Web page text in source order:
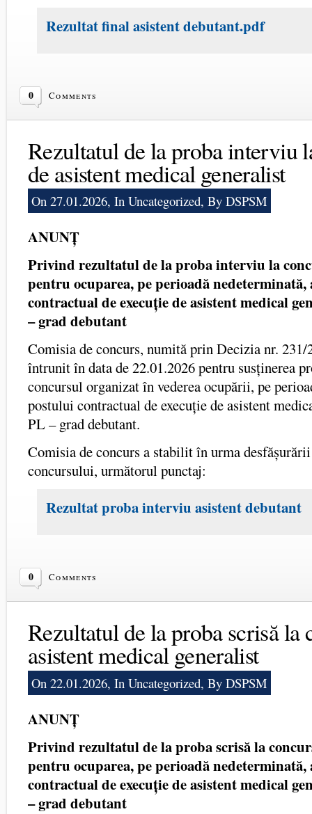
Rezultat final asistent debutant.pdf
0 Comments
Rezultatul de la proba interviu
de asistent medical generalist
On 27.01.2026, In Uncategorized, By DSPSM
ANUNȚ
Privind rezultatul de la proba interviu la
pentru ocuparea, pe perioadă
contractual de execuție de asistent medical
– grad debutant
Comisia de concurs, numită prin Decizia nr. 231/
întrunit în data de 22.01.2026 pentru susținerea
concursul organizat în vederea ocupării, pe
postului contractual de execuție de asistent
PL – grad debutant.
Comisia de concurs a stabilit în urma
concursului, următorul punctaj:
Rezultat proba interviu asistent debutant
0 Comments
Rezultatul de la proba scrisă la
asistent medical generalist
On 22.01.2026, In Uncategorized, By DSPSM
ANUNȚ
Privind rezultatul de la proba scrisăla
pentru ocuparea, pe perioadă
contractual de execuție de asistent medical
– grad debutant